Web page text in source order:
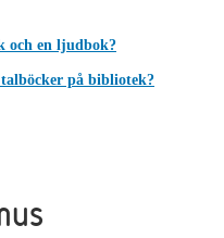
och en ljudbok?
på bibliotek?